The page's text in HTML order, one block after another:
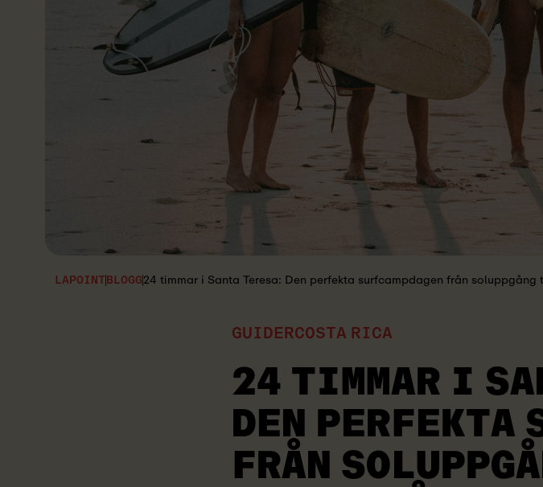
LAPOINT BLOGG 24 timmar i Santa Teresa: Den perfekta surfcampdagen från
GUIDERCOSTA RICA
24 TIMMAR I
DEN PERFEKTA
FRÅN